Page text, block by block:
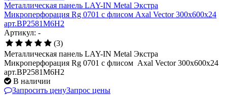
Металлическая панель LAY-IN Metal Экстра
Микроперфорация Rg 0701 с флисом Axal Vector 300x600x24
арт.BP2581M6H2
Артикул: -
(3)
Металлическая панель LAY-IN Metal Экстра
Микроперфорация Rg 0701 с флисом Axal Vector 300x600x24
арт.BP2581M6H2
В наличии
Запросить ценуЗапрос цены